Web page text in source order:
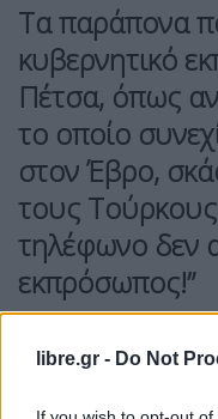
libre.gr - Do Not
Τα παράπονα
κυβερνητικό
Πέτσα, όπως
το οποίο
στον Έβρο,
τους
τηλέφωνο δεν
εκπρόσωπος!”
“Εκτός εάν έχει